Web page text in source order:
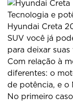
Tecnologia e
Hyundai Creta
SUV você já
para deixar
Com relação à
diferentes: o
de potência, e o
No primeiro